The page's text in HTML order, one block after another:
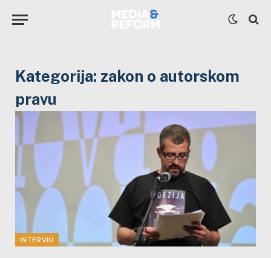
Kategorija: zakon o autorskom
pravu
INTERVJU